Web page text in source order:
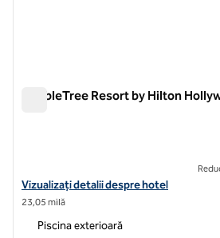
DoubleTree Resort by Hilton
Vizualizați detaliile hotelului
Vizualizați detalii despre hotel
23,05 milă
Piscina exterioară